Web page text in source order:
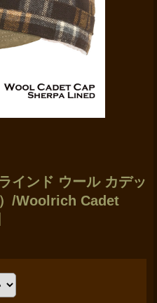
インド ウール カデッ
/Woolrich Cadet